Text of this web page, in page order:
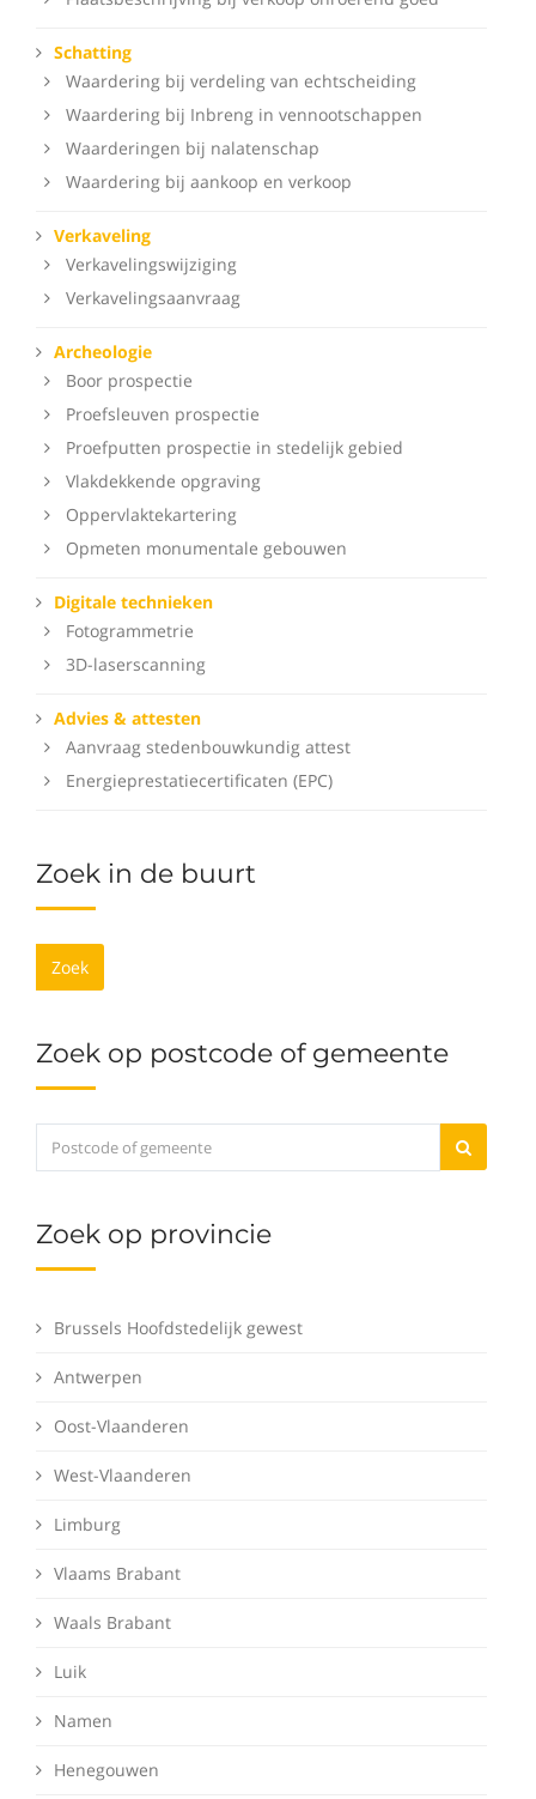
Schatting
Waardering bij verdeling van echtscheiding
Waardering bij Inbreng in vennootschappen
Waarderingen bij nalatenschap
Waardering bij aankoop en verkoop
Verkaveling
Verkavelingswijziging
Verkavelingsaanvraag
Archeologie
Boor prospectie
Proefsleuven prospectie
Proefputten prospectie in stedelijk gebied
Vlakdekkende opgraving
Oppervlaktekartering
Opmeten monumentale gebouwen
Digitale technieken
Fotogrammetrie
3D-laserscanning
Advies & attesten
Aanvraag stedenbouwkundig attest
Energieprestatiecertificaten (EPC)
Zoek in de buurt
Zoek
Zoek op postcode of gemeente
Zoek op provincie
Brussels Hoofdstedelijk gewest
Antwerpen
Oost-Vlaanderen
West-Vlaanderen
Limburg
Vlaams Brabant
Waals Brabant
Luik
Namen
Henegouwen